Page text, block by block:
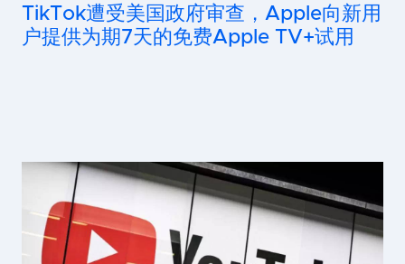
TikTok遭受美国政府审查，Apple向新用
户提供为期7天的免费Apple TV+试用